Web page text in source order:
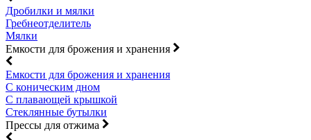
Дробилки и мялки
Гребнеотделитель
Мялки
Емкости для брожения и хранения
Емкости для брожения и хранения
С коническим дном
С плавающей крышкой
Стеклянные бутылки
Прессы для отжима